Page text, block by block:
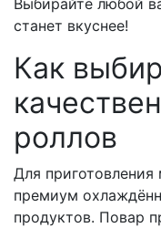
станет вкуснее!
Как
роллов
Для
премиум
продуктов. Повар